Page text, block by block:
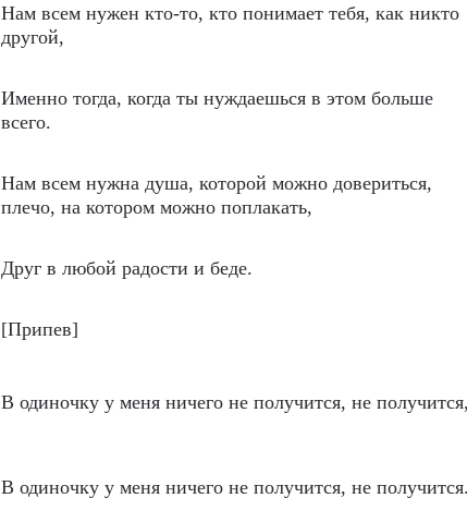
Нам всем нужен кто-то, кто понимает тебя, как никто
другой,
Именно тогда, когда ты нуждаешься в этом больше
всего.
Нам всем нужна душа, которой можно довериться,
плечо, на котором можно поплакать,
Друг в любой радости и беде.
[Припев]
В одиночку у меня ничего не получится, не получится,
В одиночку у меня ничего не получится, не получится.